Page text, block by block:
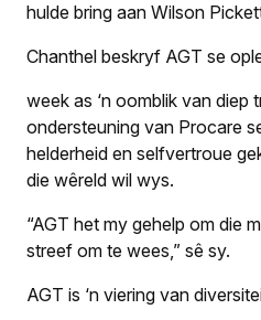
hulde bring aan Wilson
Chanthel beskryf AGT se
week as ‘n oomblik van diep
ondersteuning van Procare
helderheid en selfvertroue
die wêreld wil wys.
“AGT het my gehelp om die
streef om te wees,” sê sy.
AGT is ‘n viering van